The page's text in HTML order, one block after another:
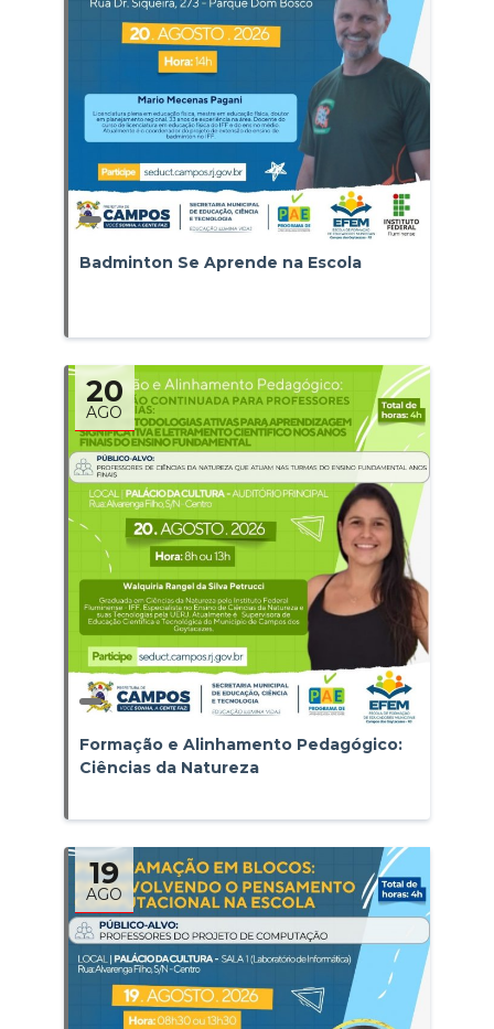
Badminton Se Aprende na Escola
20
AGO
Formação e Alinhamento Pedagógico:
Ciências da Natureza
19
AGO